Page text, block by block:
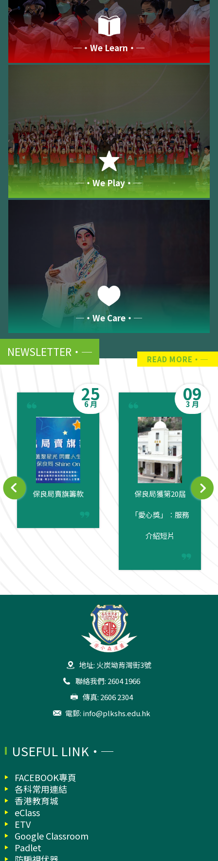
─‧We Learn‧─
─‧We Play‧─
─‧We Care‧─
NEWSLETTER
READ MORE
保良局賣旗籌款
25
6 月
保良局獲第20屆
「愛心獎」︰服務
介紹短片
09
3 月
地址: 火炭坳背灣街3號
聯絡我們: 2604 1966
傳真: 2606 2304
電郵: info@plkshs.edu.hk
USEFUL LINK
FACEBOOK專頁
各科常用連結
香港教育城
eClass
ETV
Google Classroom
Padlet